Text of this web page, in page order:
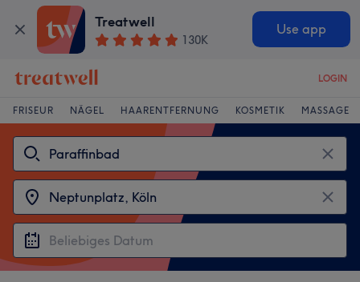
Treatwell
130K
Use app
LOGIN
FRISEUR NÄGEL HAARENTFERNUNG KOSMETIK MASSAGE